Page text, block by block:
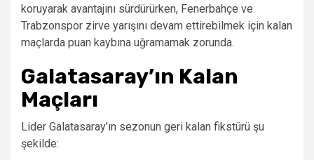
koruyarak avantajını sürdürürken, Fenerbahçe ve
Trabzonspor zirve yarışını devam ettirebilmek için kalan
maçlarda puan kaybına uğramamak zorunda.
Galatasaray’ın Kalan
Maçları
Lider Galatasaray’ın sezonun geri kalan fikstürü şu
şekilde: